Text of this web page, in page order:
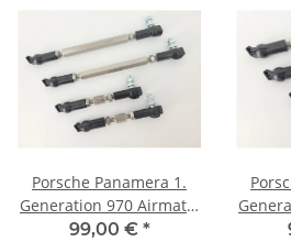
Porsche Panamera 1.
Generation 970 Airmatic
Tieferlegung
99,00 € *